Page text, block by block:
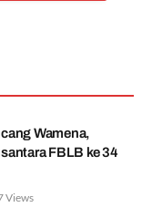
Wamena,
FBLB ke 34
Views